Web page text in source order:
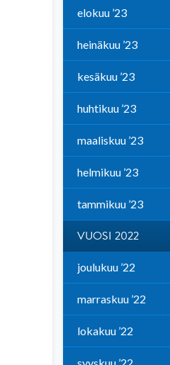
elokuu ’23
heinäkuu ’23
kesäkuu ’23
huhtikuu ’23
maaliskuu ’23
helmikuu ’23
tammikuu ’23
VUOSI 2022
joulukuu ’22
marraskuu ’22
lokakuu ’22